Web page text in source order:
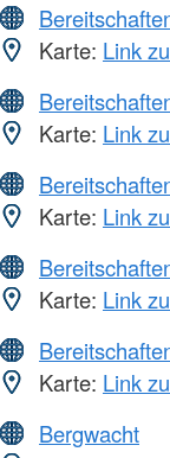
Karte: Link
Karte: Link
Karte: Link
Karte: Link
Karte: Link
Bergwacht